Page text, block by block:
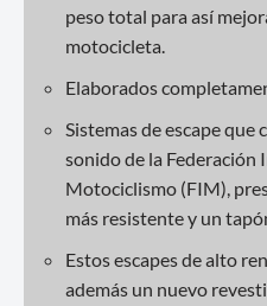
peso total para así
motocicleta.
Elaborados
Sistemas de escape
sonido de la Federación
Motociclismo (FIM),
más resistente y un
Estos escapes de alto
además un nuevo